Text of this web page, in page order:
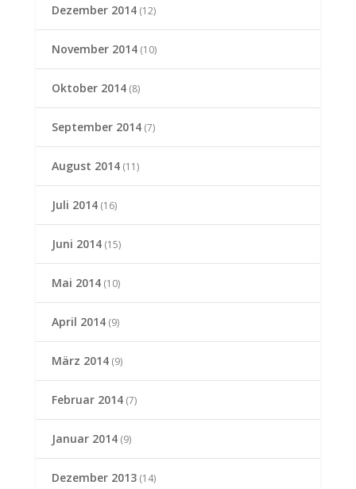
Dezember 2014(12)
November 2014(10)
Oktober 2014(8)
September 2014(7)
August 2014(11)
Juli 2014(16)
Juni 2014(15)
Mai 2014(10)
April 2014(9)
März 2014(9)
Februar 2014(7)
Januar 2014(9)
Dezember 2013(14)